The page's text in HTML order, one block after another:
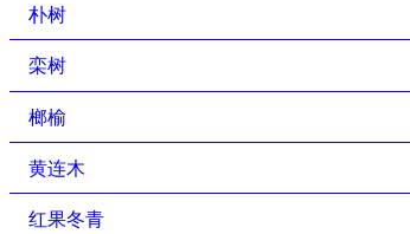
朴树
栾树
榔榆
黄连木
红果冬青